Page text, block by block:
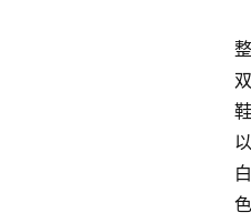
整
双
鞋
以
白
色